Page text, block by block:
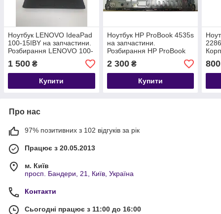
Ноутбук LENOVO IdeaPad
100-15IBY на запчастини.
Розбирання LENOVO 100-
15IBY (LA-C771P)
1 500 ₴
Купити
Ноутбук HP ProBook 4535s
на запчастини.
Розбирання HP ProBook
4535s
2 300₴
Купити
800
Про нас
97% позитивних з 102 відгуків за рік
Працює з 20.05.2013
м. Київ
просп. Бандери, 21, Київ, Україна
Контакти
Сьогодні працює з 11:00 до 16:00